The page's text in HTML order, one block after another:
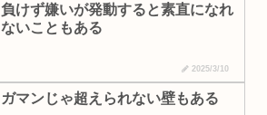
負けず嫌いが発動すると素直になれ
ないこともある
2025/3/10
ガマンじゃ超えられない壁もある